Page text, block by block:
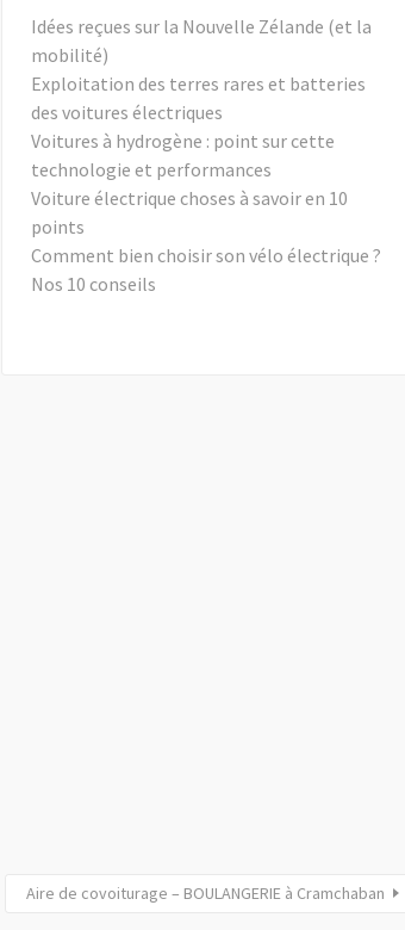
Idées reçues sur la Nouvelle Zélande (et la
mobilité)
Exploitation des terres rares et batteries
des voitures électriques
Voitures à hydrogène : point sur cette
technologie et performances
Voiture électrique choses à savoir en 10
points
Comment bien choisir son vélo électrique ?
Nos 10 conseils
Aire de covoiturage – BOULANGERIE à Cramchaban